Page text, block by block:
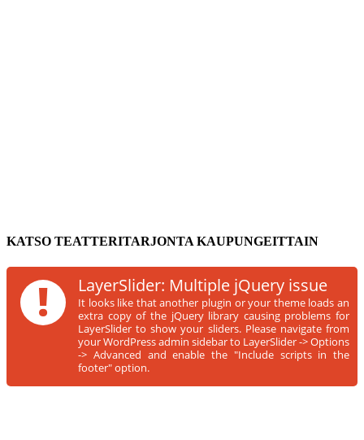
KATSO TEATTERITARJONTA KAUPUNGEITTAIN
! LayerSlider: Multiple jQuery issue
It looks like that another plugin or your theme loads an
extra copy of the jQuery library causing problems for
LayerSlider to show your sliders. Please navigate from
your WordPress admin sidebar to LayerSlider -> Options
-> Advanced and enable the "Include scripts in the
footer" option.